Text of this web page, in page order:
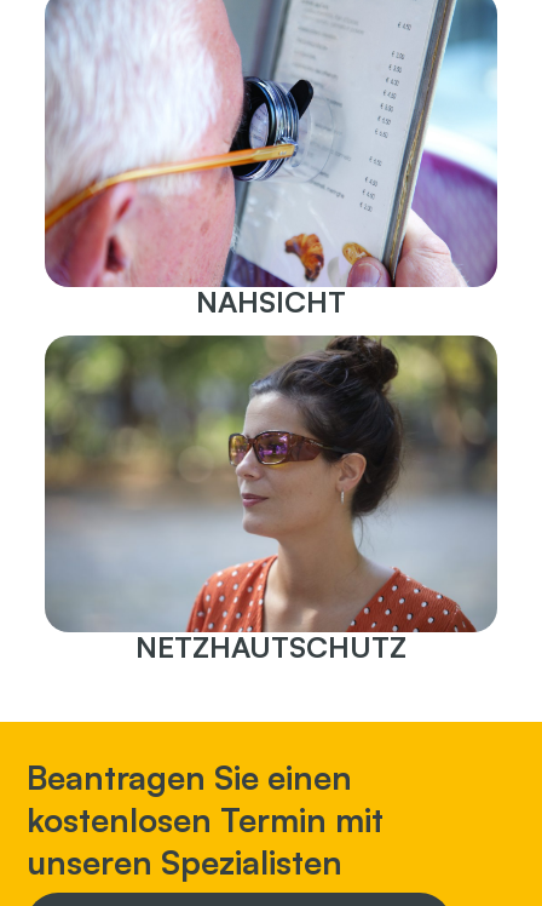
NAHSICHT
NETZHAUTSCHUTZ
Beantragen Sie einen
kostenlosen Termin mit
unseren Spezialisten